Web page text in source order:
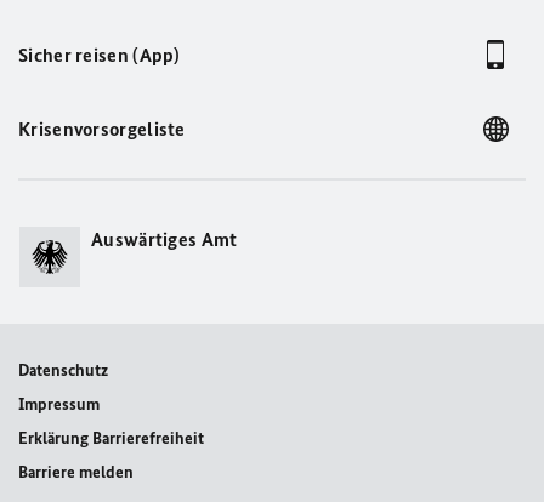
Sicher reisen (App)
Krisenvorsorgeliste
Auswärtiges Amt
Datenschutz
Impressum
Erklärung Barrierefreiheit
Barriere melden